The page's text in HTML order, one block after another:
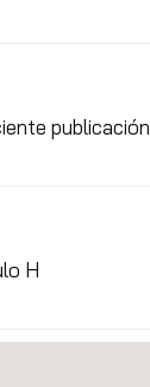
publicación
H